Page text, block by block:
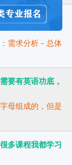
和那些名牌大学
需求分析－总体
要有英语功底，
母组成的，但是
多课程我都学习